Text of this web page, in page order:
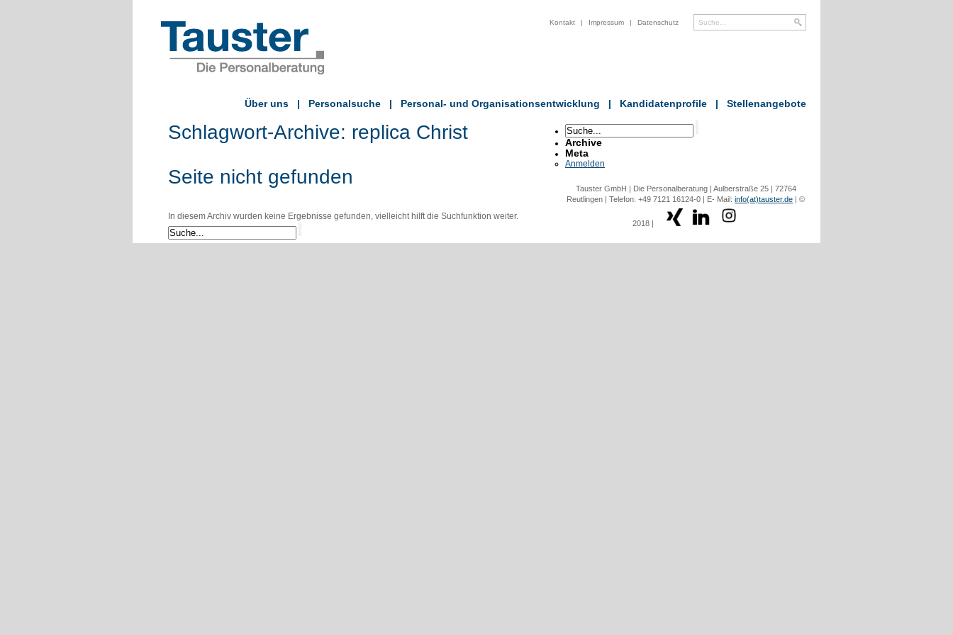
Kontakt | Impressum | Datenschutz
Über uns | Personalsuche | Personal- und Organisationsentwicklung | Kandidatenprofile | Stellenangebote
Schlagwort-Archive: replica Christ
Seite nicht gefunden
In diesem Archiv wurden keine Ergebnisse gefunden, vielleicht hilft die Suchfunktion weiter.
Archive
Meta
Anmelden
Tauster GmbH | Die Personalberatung | Aulberstraße 25 | 72764
Reutlingen | Telefon: +49 7121 16124-0 | E- Mail: info(at)tauster.de | ©
2018 |